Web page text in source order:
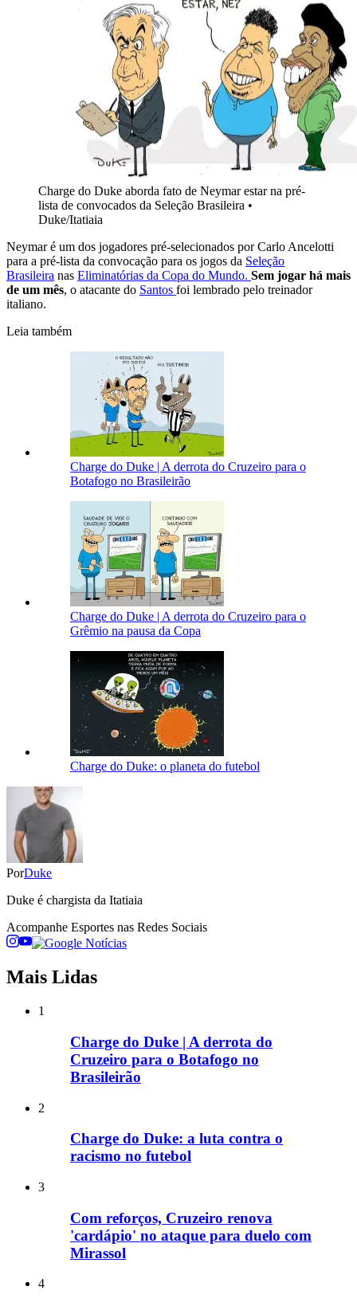
Charge do Duke aborda fato de Neymar estar na pré-
lista de convocados da Seleção Brasileira •
Duke/Itatiaia
Neymar é um dos jogadores pré-selecionados por Carlo Ancelotti
para a pré-lista da convocação para os jogos da Seleção
Brasileira nas Eliminatórias da Copa do Mundo. Sem jogar há mais
de um mês, o atacante do Santos foi lembrado pelo treinador
italiano.
Leia também
Charge do Duke | A derrota do Cruzeiro para o
Botafogo no Brasileirão
Charge do Duke | A derrota do Cruzeiro para o
Grêmio na pausa da Copa
Charge do Duke: o planeta do futebol
PorDuke
Duke é chargista da Itatiaia
Acompanhe Esportes nas Redes Sociais
Mais Lidas
1
Charge do Duke | A derrota do
Cruzeiro para o Botafogo no
Brasileirão
2
Charge do Duke: a luta contra o
racismo no futebol
3
Com reforços, Cruzeiro renova
'cardápio' no ataque para duelo com
Mirassol
4